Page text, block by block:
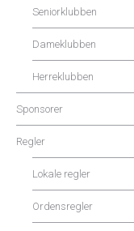
Seniorklubben
Dameklubben
Herreklubben
Sponsorer
Regler
Lokale regler
Ordensregler